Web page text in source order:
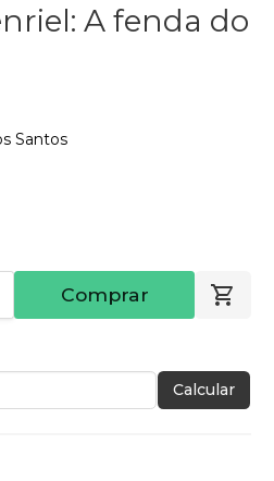
A fenda do
Santos
Comprar
Calcular